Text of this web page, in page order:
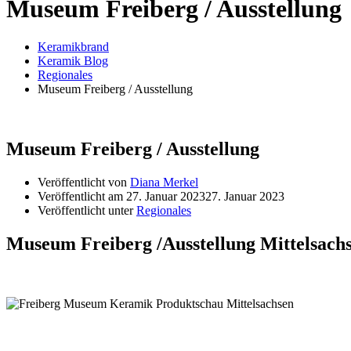
Museum Freiberg / Ausstellung
Keramikbrand
Keramik Blog
Regionales
Museum Freiberg / Ausstellung
Museum Freiberg / Ausstellung
Veröffentlicht von Diana Merkel
Veröffentlicht am 27. Januar 202327. Januar 2023
Veröffentlicht unterRegionales
Museum Freiberg /Ausstellung